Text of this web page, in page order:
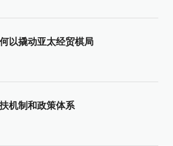
以撬动亚太经贸棋局
机制和政策体系